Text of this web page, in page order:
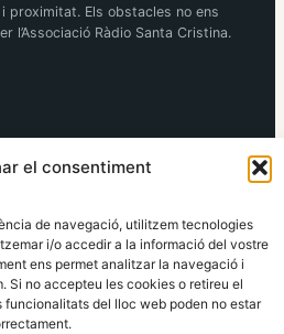
el consentiment
de navegació, utilitzem tecnologies
i/o accedir a la informació del vostre
ens permet analitzar la navegació i
Si no accepteu les cookies o retireu el
del lloc web poden no estar
proximitat. Els obstacles no ens
l’Associació Ràdio Santa Cristina.